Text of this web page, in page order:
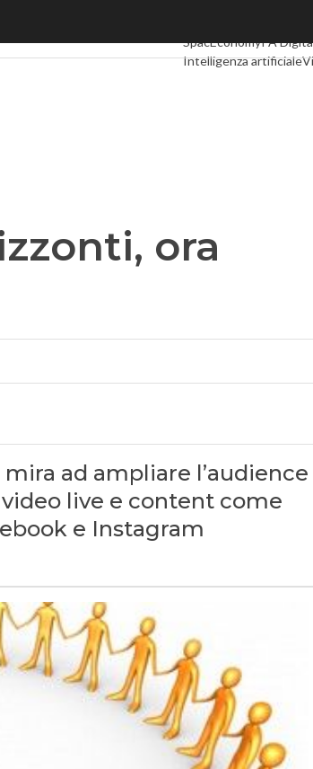
SpacEconomyPA
Intelligenza artificiale
ora
ad ampliare l’audience
live e content come
e Instagram